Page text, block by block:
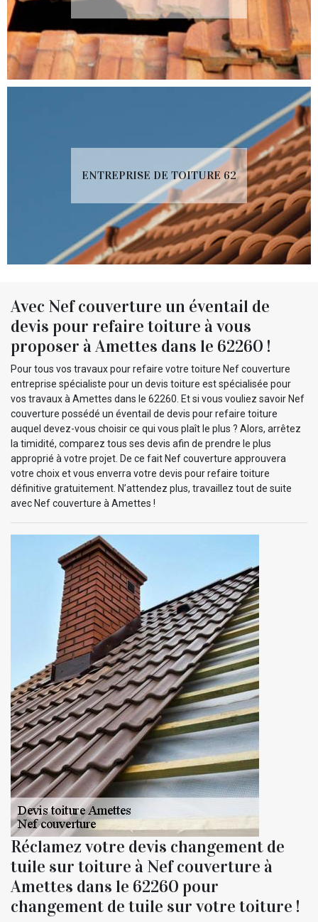
ENTREPRISE DE TOITURE 62
Avec Nef couverture un éventail de
devis pour refaire toiture à vous
proposer à Amettes dans le 62260 !
Pour tous vos travaux pour refaire votre toiture Nef couverture
entreprise spécialiste pour un devis toiture est spécialisée pour
vos travaux à Amettes dans le 62260. Et si vous vouliez savoir Nef
couverture possédé un éventail de devis pour refaire toiture
auquel devez-vous choisir ce qui vous plaît le plus ? Alors, arrêtez
la timidité, comparez tous ses devis afin de prendre le plus
approprié à votre projet. De ce fait Nef couverture approuvera
votre choix et vous enverra votre devis pour refaire toiture
définitive gratuitement. N’attendez plus, travaillez tout de suite
avec Nef couverture à Amettes !
Réclamez votre devis changement de
tuile sur toiture à Nef couverture à
Amettes dans le 62260 pour
changement de tuile sur votre toiture !